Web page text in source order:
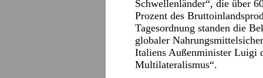
Schwellenländer“, die über
Prozent des
Tagesordnung standen die
globaler
Italiens Außenminister Luigi
Multilateralismus“.